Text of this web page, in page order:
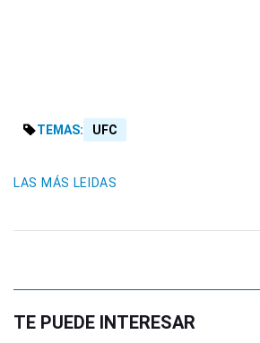
TEMAS: UFC
LAS MÁS LEIDAS
TE PUEDE INTERESAR